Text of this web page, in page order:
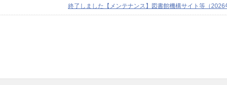
終了しました【メンテナンス】図書館機構サイト等（2026